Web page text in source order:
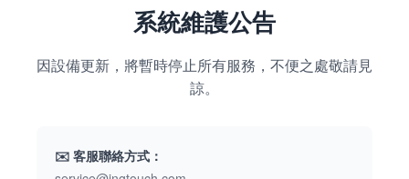
系統維護公告
因設備更新，將暫時停止所有服務，不便之處敬請見
諒。
✉️ 客服聯絡方式：